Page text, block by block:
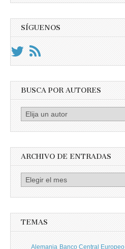
SÍGUENOS
BUSCA POR AUTORES
Busca
ARCHIVO DE ENTRADAS
Archivo
TEMAS
Alemania Banco Central Europeo